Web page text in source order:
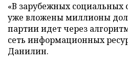
«В зарубежных социальных
уже вложены миллионы
партии идет через
сеть информационных
Данилин.